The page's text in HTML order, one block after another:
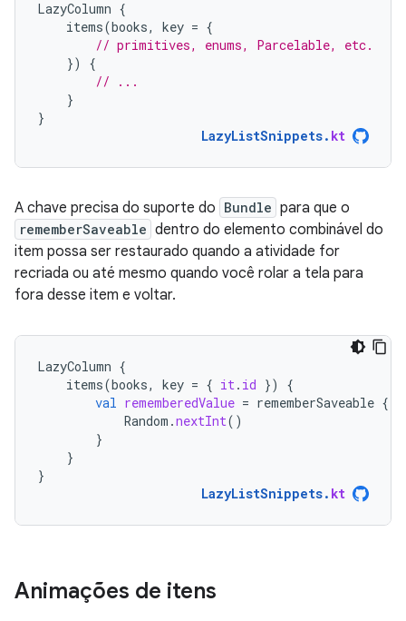
LazyColumn {
items(books, key = {
// primitives, enums, Parcelable, etc.
})
{
// ...
}
}
LazyListSnippets. kt
A chave precisa do suporte do Bundle para que o
rememberSaveable dentro do elemento combinável do
item possa ser restaurado quando a atividade for
recriada ou até mesmo quando você rolar a tela para
fora desse item e voltar.
LazyColumn {
items(books, key = { it. id })
{
val rememberedValue = rememberSaveable {
Random .nextInt()
}
}
}
LazyListSnippets. kt
Animações de itens